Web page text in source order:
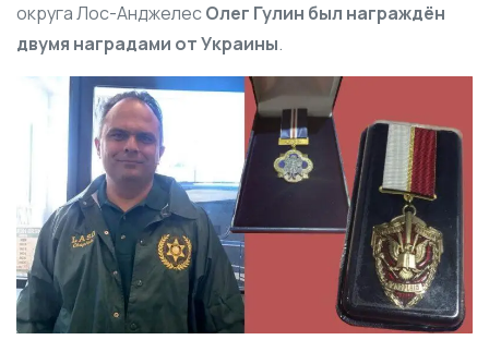
округа Лос-АнджелесОлег Гулин был награждён
двумя наградами от Украины.